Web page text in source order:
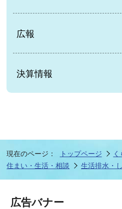
広報
決算情報
現在のページ： トップページ
住まい・生活・相談
生活排水・
広告バナー